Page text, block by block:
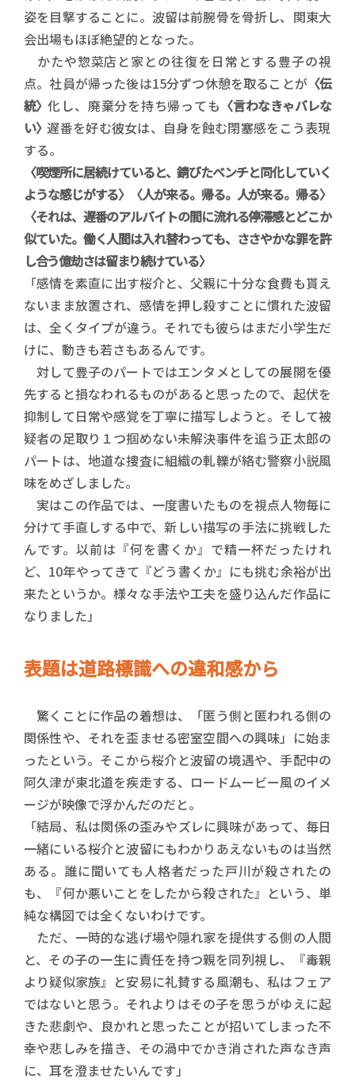
姿を目撃することに。波留は前腕骨を骨折し、関東大
会出場もほぼ絶望的となった。
かたや惣菜店と家との往復を日常とする豊子の視
点。社員が帰った後は15分ずつ休憩を取ることが 〈伝
統〉化し、廃棄分を持ち帰っても 〈言わなきゃバレな
い〉遅番を好む彼女は、自身を蝕む閉塞感をこう表現
する。
〈喫煙所に居続けていると、錆びたベンチと同化していく
ような感じがする〉〈人が来る。帰る。人が来る。帰る〉
〈それは、遅番のアルバイトの間に流れる停滞感とどこか
似ていた。働く人間は入れ替わっても、ささやかな罪を許
し合う億劫さは留まり続けている〉
「感情を素直に出す桜介と、父親に十分な食費も貰え
ないまま放置され、感情を押し殺すことに慣れた波留
は、全くタイプが違う。それでも彼らはまだ小学生だ
けに、動きも若さもあるんです。
対して豊子のパートではエンタメとしての展開を優
先すると損なわれるものがあると思ったので、起伏を
抑制して日常や感覚を丁寧に描写しようと。そして被
疑者の足取り１つ掴めない未解決事件を追う正太郎の
パートは、地道な捜査に組織の軋轢が絡む警察小説風
味をめざしました。
実はこの作品では、一度書いたものを視点人物毎に
分けて手直しする中で、新しい描写の手法に挑戦した
んです。以前は『何を書くか』で精一杯だったけれ
ど、10年やってきて『どう書くか』にも挑む余裕が出
来たというか。様々な手法や工夫を盛り込んだ作品に
なりました」
表題は道路標識への違和感から
驚くことに作品の着想は、「匿う側と匿われる側の
関係性や、それを歪ませる密室空間への興味」に始ま
ったという。そこから桜介と波留の境遇や、手配中の
阿久津が東北道を疾走する、ロードムービー風のイメ
ージが映像で浮かんだのだと。
「結局、私は関係の歪みやズレに興味があって、毎日
一緒にいる桜介と波留にもわかりあえないものは当然
ある。誰に聞いても人格者だった戸川が殺されたの
も、『何か悪いことをしたから殺された』という、単
純な構図では全くないわけです。
ただ、一時的な逃げ場や隠れ家を提供する側の人間
と、その子の一生に責任を持つ親を同列視し、『毒親
より疑似家族』と安易に礼賛する風潮も、私はフェア
ではないと思う。それよりはその子を思うがゆえに起
きた悲劇や、良かれと思ったことが招いてしまった不
幸や悲しみを描き、その渦中でかき消された声なき声
に、耳を澄ませたいんです」